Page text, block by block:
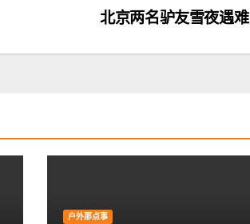
北京两名驴友雪夜遇难
户外那点事